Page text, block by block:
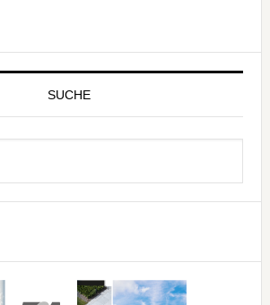
SUCHE